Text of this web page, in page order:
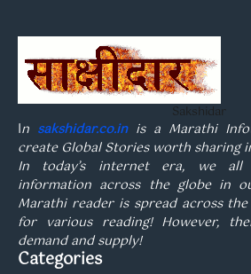
Sakshidar
In sakshidar.co.inis a Marathi
create Global Stories worth sharing
In today’s internet era, we
information across the globe in
Marathi reader is spread across
for various reading! However,
demand and supply!
Categories